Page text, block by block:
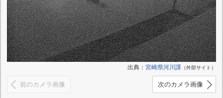
出典： 宮崎県河川課 （外部サイト）
前のカメラ画像 次のカメラ画像